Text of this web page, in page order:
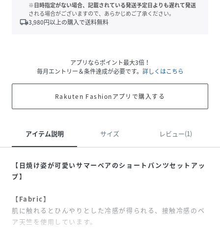
※日時指定がない場合、記載されている発送予定日よりも遅れて発送
される場合がございますので、あらかじめご了承ください。
local_shipping3,980円以上の購入で送料無料
アプリならポイント最大3倍！
毎月エントリー＆条件達成が必要です。 詳しくはこちら
Rakuten Fashionアプリで購入する
アイテム説明 サイズ レビュー(1)
【日焼け姿が可愛いサマーベアのショートパンツセットアッ
プ】
【Fabric】
肌に触れるとひんやりとした冷感が得られる、接触冷感のベ
ア天竺を使用しています。